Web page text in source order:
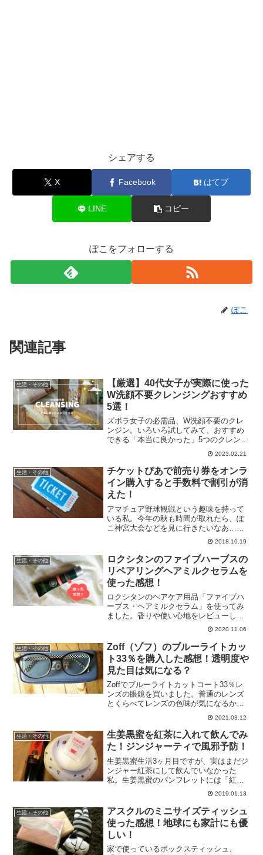
シェアする
X Facebook はてブ
LINE コピー
ぽこをフォローする
ぽこ
関連記事
生活・その他
【厳選】40代女子が実際に使った
W洗顔不要クレンジングおすすめ
5選！
ズボラ女子の必需品、W洗顔不要のクレ
ンジン。いろいろ試してみて、おすすめ
できる「本当に良かった」5つのクレンジ
2023.02.21
生活・その他
チケットぴあで前売り券をオンラ
イン購入すると手数料で割引が消
えた！
アマチュア野球観戦という趣味を持って
いる私。今年の秋も時間が取れたら、ぽ
こ神宮大会などを見に行きたいなあ…
と、思っています。今年の6月にも大学野
球選手権を見に行ったのですが、チケッ
ト購入について覚えておきたいことがあ
ったので、ちょっと前の話...
2018.10.19
生活・その他
ロクシタンのファイブハーブスの
リペアリングヘアミルクセラムを
使った感想！
ロクシタンのヘアケア用品「ファイブハ
ーブス・ヘアミルクセラム」を使ってみ
ました。香りや使い心地をレビューしま
2020.11.06
生活・その他
Zoff（ゾフ）のブルーライトカッ
ト33％を購入した感想！透明度や
見た目は気になる？
Zoffでブルーライトカットコート33％レ
ンズの眼鏡を買いました。普通のレンズ
とくらべてレンズの色味が気になるかど
2021.03.12
生活・その他
生姜黒蜜を紅茶に入れて飲んでみ
た！ジンジャーティで風邪予防！
生姜黒蜜生活3ヶ月目ですが、実はまだジ
ンジャー紅茶にして飲んでいなかった
私。生姜黒蜜のパンフレットには「紅茶
に入れるとおいしい」と書いてあるの
で、雪がちらつく極寒の日、「今日がチ
ャンス！」と、生姜黒蜜入りの紅茶を飲
んでみました。
2019.01.13
生活・その他
アスクルのミニサイズティッシュ
使った感想！地球にも家計にも優
しい！
家で使っているボックスティッシュ、